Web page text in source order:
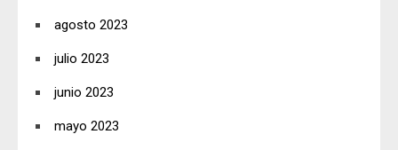
agosto 2023
julio 2023
junio 2023
mayo 2023